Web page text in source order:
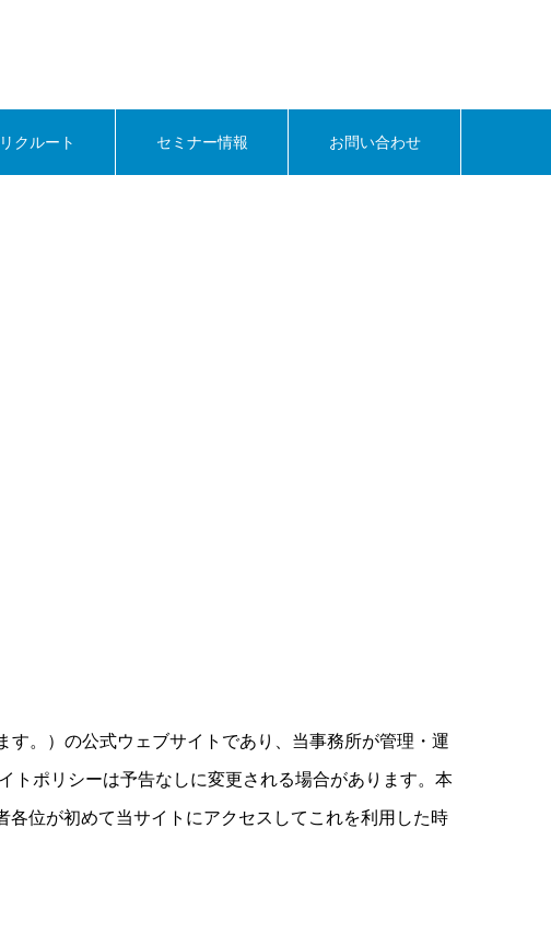
リクルート セミナー情報 お問い合わせ
。）の公式ウェブサイトであり、当事務所が管理・運
トポリシーは予告なしに変更される場合があります。本
位が初めて当サイトにアクセスしてこれを利用した時